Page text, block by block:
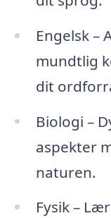
Engelsk –
mundtlig
dit
Biologi –
aspekter
naturen.
Fysik –